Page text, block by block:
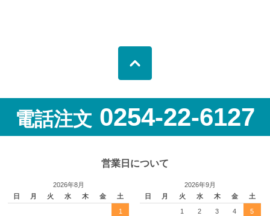
電話注文 0254-22-6127
営業日について
2026年8月
日
月 火 水 木 金 土
1
2026年9月
日
月 火 水 木 金 土
1 2 3 4 5